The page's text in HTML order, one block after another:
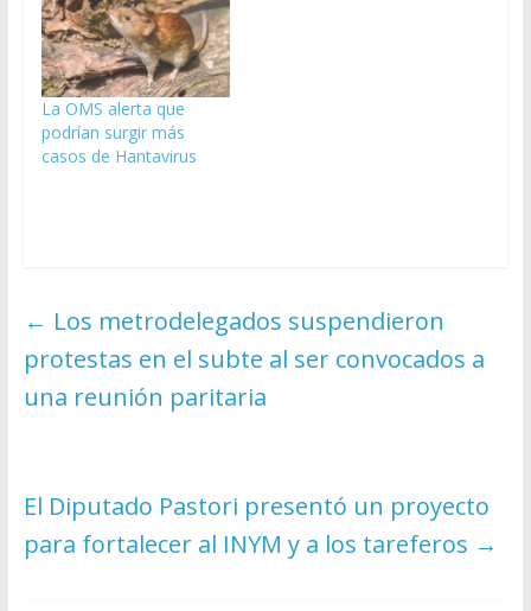
La OMS alerta que
podrían surgir más
casos de Hantavirus
← Los metrodelegados suspendieron
protestas en el subte al ser convocados a
una reunión paritaria
El Diputado Pastori presentó un proyecto
para fortalecer al INYM y a los tareferos →